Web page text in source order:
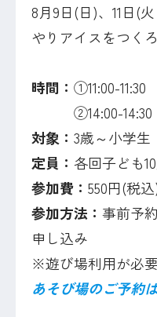
8月9日(日)、11日(
やりアイスをつくろ
時間： ①11:00-11:30
②14:00-14:30
対象： 3歳～小学生
定員： 各回子ども
参加費： 550円(税
参加方法： 事前予
申し込み
※遊び場利用が必要
あそび場のご予約